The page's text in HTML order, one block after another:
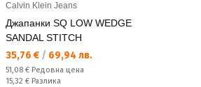
Calvin Klein Jeans
Джапанки SQ LOW WEDGE
SANDAL STITCH
Текуща цена:
35,76 € / 69,94 лв.
Редовна цена:
51,08 € Редовна цена
Спестявате:
15,32 € Разлика